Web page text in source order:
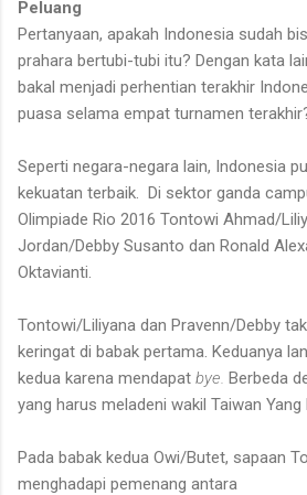
Peluang
Pertanyaan, apakah Indonesia sudah
prahara bertubi-tubi itu? Dengan kata
bakal menjadi perhentian terakhir
puasa selama empat turnamen
Seperti negara-negara lain, Indonesia
kekuatan terbaik. Di sektor ganda
Olimpiade Rio 2016 Tontowi Ahmad/
Jordan/Debby Susanto dan Ronald
Oktavianti.
Tontowi/Liliyana dan Pravenn/Debby
keringat di babak pertama. Keduanya
kedua karena mendapat bye. Berbeda
yang harus meladeni wakil Taiwan Yang
Pada babak kedua Owi/Butet, sapaan
menghadapi pemenang antara